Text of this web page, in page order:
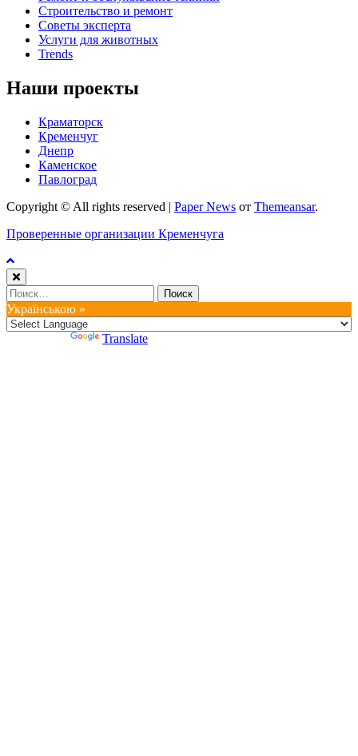
Строительство и ремонт
Советы эксперта
Услуги для животных
Trends
Наши проекты
Краматорск
Кременчуг
Днепр
Каменское
Павлоград
Copyright © All rights reserved | Paper News от Themeansar.
Проверенные организации Кременчуга
Найти:
Українською »
Translate